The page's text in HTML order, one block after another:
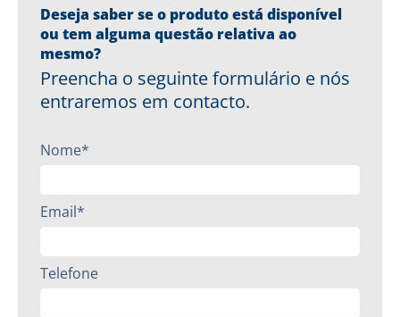
Deseja saber se o produto está disponível
ou tem alguma questão relativa ao
mesmo?
Preencha o seguinte formulário e nós
entraremos em contacto.
Nome*
Email*
Telefone